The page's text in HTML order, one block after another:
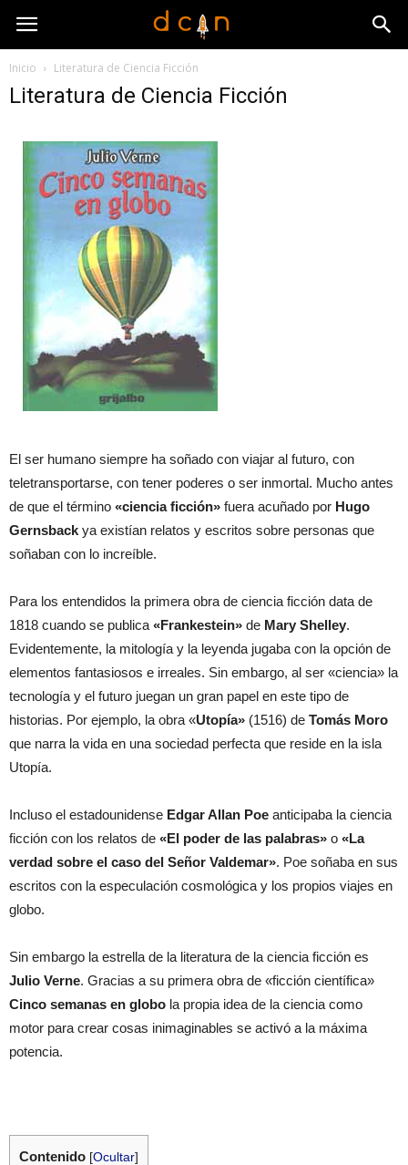
Inicio Literatura de Ciencia Ficción
Literatura de Ciencia Ficción
El ser humano siempre ha soñado con viajar al futuro, con
teletransportarse, con tener poderes o ser inmortal. Mucho antes
de que el término «ciencia ficción» fuera acuñado por Hugo
Gernsback ya existían relatos y escritos sobre personas que
soñaban con lo increíble.
Para los entendidos la primera obra de ciencia ficción data de
1818 cuando se publica «Frankestein» de Mary Shelley.
Evidentemente, la mitología y la leyenda jugaba con la opción de
elementos fantasiosos e irreales. Sin embargo, al ser «ciencia» la
tecnología y el futuro juegan un gran papel en este tipo de
historias. Por ejemplo, la obra «Utopía» (1516) de Tomás Moro
que narra la vida en una sociedad perfecta que reside en la isla
Utopía.
Incluso el estadounidense Edgar Allan Poe anticipaba la ciencia
ficción con los relatos de «El poder de las palabras» o «La
verdad sobre el caso del Señor Valdemar». Poe soñaba en sus
escritos con la especulación cosmológica y los propios viajes en
globo.
Sin embargo la estrella de la literatura de la ciencia ficción es
Julio Verne. Gracias a su primera obra de «ficción científica»
Cinco semanas en globo la propia idea de la ciencia como
motor para crear cosas inimaginables se activó a la máxima
potencia.
Contenido [Ocultar]